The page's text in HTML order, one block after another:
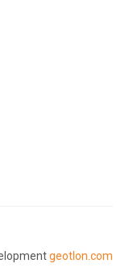
geotlon.com